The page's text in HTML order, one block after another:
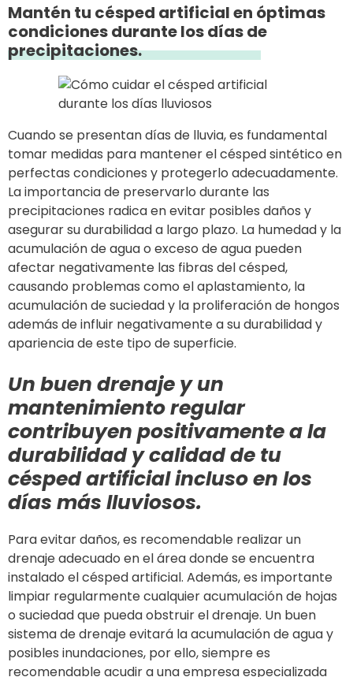
Mantén tu césped artificial en óptimas
condiciones durante los días de
precipitaciones.
Cuando se presentan días de lluvia, es fundamental
tomar medidas para mantener el césped sintético en
perfectas condiciones y protegerlo adecuadamente.
La importancia de preservarlo durante las
precipitaciones radica en evitar posibles daños y
asegurar su durabilidad a largo plazo. La humedad y la
acumulación de agua o exceso de agua pueden
afectar negativamente las fibras del césped,
causando problemas como el aplastamiento, la
acumulación de suciedad y la proliferación de hongos
además de influir negativamente a su durabilidad y
apariencia de este tipo de superficie.
Un buen drenaje y un
mantenimiento regular
contribuyen positivamente a la
durabilidad y calidad de tu
césped artificial incluso en los
días más lluviosos.
Para evitar daños, es recomendable realizar un
drenaje adecuado en el área donde se encuentra
instalado el césped artificial. Además, es importante
limpiar regularmente cualquier acumulación de hojas
o suciedad que pueda obstruir el drenaje. Un buen
sistema de drenaje evitará la acumulación de agua y
posibles inundaciones, por ello, siempre es
recomendable acudir a una empresa especializada